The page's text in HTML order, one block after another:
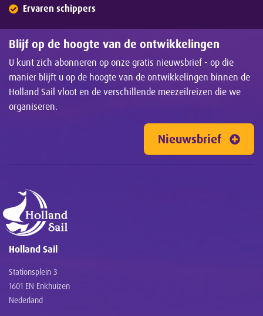
Ervaren schippers
Blijf op de hoogte van de ontwikkelingen
U kunt zich abonneren op onze gratis nieuwsbrief - op die
manier blijft u op de hoogte van de ontwikkelingen binnen de
Holland Sail vloot en de verschillende meezeilreizen die we
organiseren.
Nieuwsbrief
Holland Sail
Stationsplein 3
1601 EN Enkhuizen
Nederland